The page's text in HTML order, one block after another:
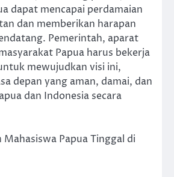
dapat mencapai perdamaian
dan memberikan harapan
Pemerintah, aparat
Papua harus bekerja
mewujudkan visi ini,
depan yang aman, damai, dan
dan Indonesia secara
Mahasiswa Papua Tinggal di